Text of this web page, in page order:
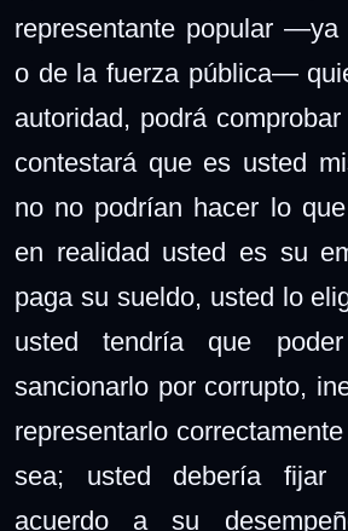
representante popular
o de la fuerza pública—
autoridad, podrá
contestará que es usted
no no podrían hacer lo
en realidad usted es su
paga su sueldo, usted lo
usted tendría que
sancionarlo por corrupto,
representarlo
sea; usted debería fijar
acuerdo a su